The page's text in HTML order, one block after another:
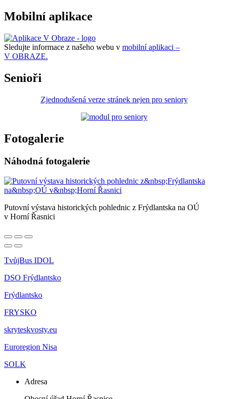
Mobilní aplikace
Sledujte informace z našeho webu v mobilní aplikaci –
V OBRAZE.
Senioři
Zjednodušená verze stránek nejen pro seniory
Fotogalerie
Náhodná fotogalerie
Putovní výstava historických pohlednic z Frýdlantska na OÚ
v Horní Řasnici
TvůjBus IDOL
DSO Frýdlantsko
Frýdlantsko
FRYSKO
skryteskvosty.eu
Euroregion Nisa
SOLK
Adresa